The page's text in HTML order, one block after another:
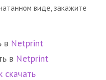
виде, закажите
в Netprint
в Netprint
скачать